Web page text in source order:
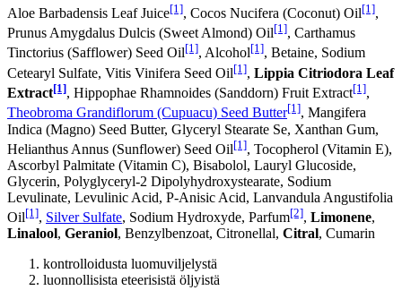
Aloe Barbadensis Leaf Juice[1], Cocos Nucifera (Coconut) Oil[1],
Prunus Amygdalus Dulcis (Sweet Almond) Oil[1], Carthamus
Tinctorius (Safflower) Seed Oil[1], Alcohol[1], Betaine, Sodium
Cetearyl Sulfate, Vitis Vinifera Seed Oil[1], Lippia Citriodora Leaf
Extract[1], Hippophae Rhamnoides (Sanddorn) Fruit Extract[1],
Theobroma Grandiflorum (Cupuacu) Seed Butter[1], Mangifera
Indica (Magno) Seed Butter, Glyceryl Stearate Se, Xanthan Gum,
Helianthus Annus (Sunflower) Seed Oil[1], Tocopherol (Vitamin E),
Ascorbyl Palmitate (Vitamin C), Bisabolol, Lauryl Glucoside,
Glycerin, Polyglyceryl-2 Dipolyhydroxystearate, Sodium
Levulinate, Levulinic Acid, P-Anisic Acid, Lanvandula Angustifolia
Oil[1], Silver Sulfate, Sodium Hydroxyde, Parfum[2], Limonene,
Linalool, Geraniol, Benzylbenzoat, Citronellal, Citral, Cumarin
kontrolloidusta luomuviljelystä
luonnollisista eteerisistä öljyistä